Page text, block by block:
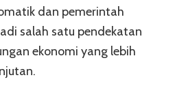
dan pemerintah
salah satu pendekatan
ekonomi yang lebih